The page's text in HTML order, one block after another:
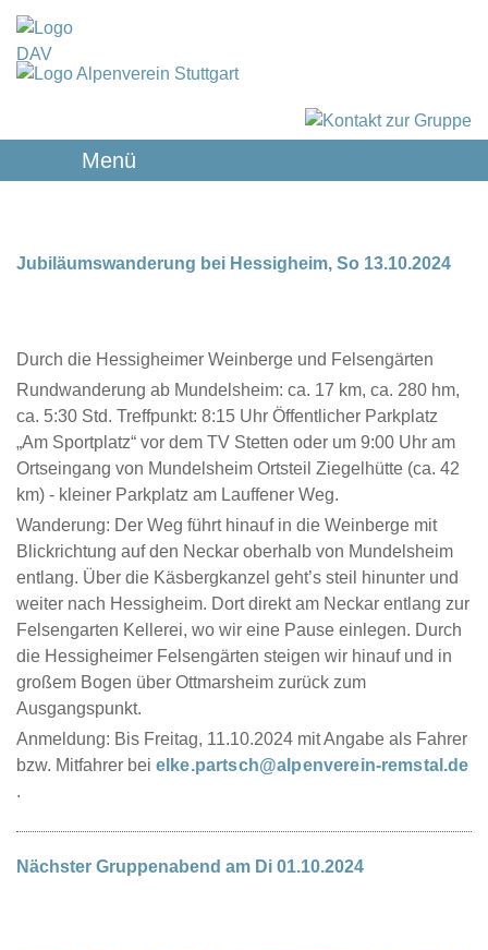
Menü
Jubiläumswanderung bei Hessigheim, So 13.10.2024
Durch die Hessigheimer Weinberge und Felsengärten
Rundwanderung ab Mundelsheim: ca. 17 km, ca. 280 hm,
ca. 5:30 Std. Treffpunkt: 8:15 Uhr Öffentlicher Parkplatz
„Am Sportplatz“ vor dem TV Stetten oder um 9:00 Uhr am
Ortseingang von Mundelsheim Ortsteil Ziegelhütte (ca. 42
km) - kleiner Parkplatz am Lauffener Weg.
Wanderung: Der Weg führt hinauf in die Weinberge mit
Blickrichtung auf den Neckar oberhalb von Mundelsheim
entlang. Über die Käsbergkanzel geht’s steil hinunter und
weiter nach Hessigheim. Dort direkt am Neckar entlang zur
Felsengarten Kellerei, wo wir eine Pause einlegen. Durch
die Hessigheimer Felsengärten steigen wir hinauf und in
großem Bogen über Ottmarsheim zurück zum
Ausgangspunkt.
Anmeldung: Bis Freitag, 11.10.2024 mit Angabe als Fahrer
bzw. Mitfahrer bei elke.partsch@alpenverein-remstal.de
.
Nächster Gruppenabend am Di 01.10.2024